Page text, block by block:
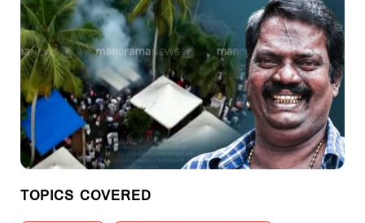
TOPICS COVERED